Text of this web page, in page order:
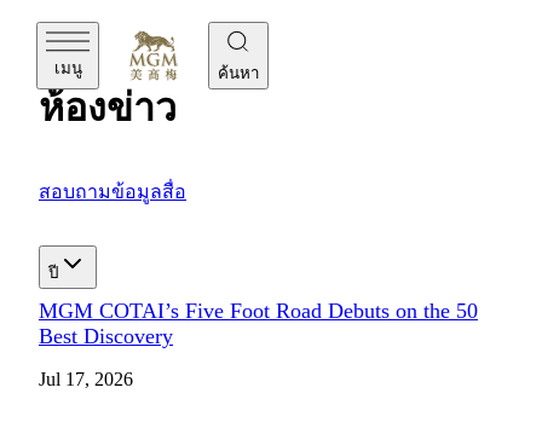
เมนู ค้นหา
MGM
ห้องข่าว
สอบถามข้อมูลสื่อ
ปี
MGM COTAI’s Five Foot Road Debuts on the 50
Best Discovery
Jul 17, 2026